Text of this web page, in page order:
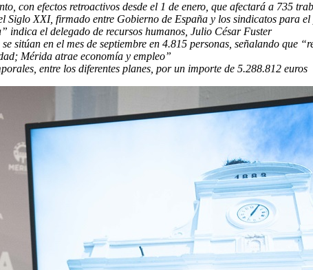
con efectos retroactivos desde el 1 de enero, que afectará a 735
XXI, firmado entre Gobierno de España y los sindicatos para
indica el delegado de recursos humanos, Julio César Fuster
sitúan en el mes de septiembre en 4.815 personas, señalando que
Mérida atrae economía y empleo”
entre los diferentes planes, por un importe de 5.288.812 euros